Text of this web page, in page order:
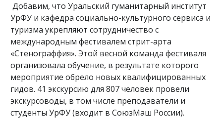
Добавим, что Уральский гуманитарный институт
УрФУ и кафедра социально-культурного сервиса и
туризма укрепляют сотрудничество с
международным фестивалем стрит-арта
«Стенограффия». Этой весной команда фестиваля
организовала обучение, в результате которого
мероприятие обрело новых квалифицированных
гидов. 41 экскурсию для 807 человек провели
экскурсоводы, в том числе преподаватели и
студенты УрФУ (входит в СоюзМаш России).